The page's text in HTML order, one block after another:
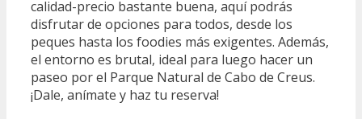
calidad-precio bastante buena, aquí podrás
disfrutar de opciones para todos, desde los
peques hasta los foodies más exigentes. Además,
el entorno es brutal, ideal para luego hacer un
paseo por el Parque Natural de Cabo de Creus.
¡Dale, anímate y haz tu reserva!